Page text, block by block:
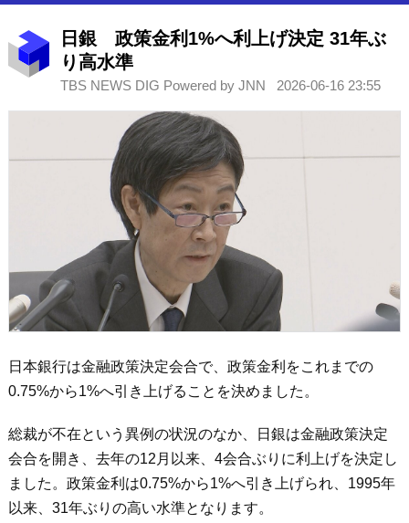
日銀 政策金利1%へ利上げ決定 31年ぶ
り高水準
TBS NEWS DIG Powered by JNN 2026-06-16 23:55
日本銀行は金融政策決定会合で、政策金利をこれまでの
0.75%から1%へ引き上げることを決めました。
総裁が不在という異例の状況のなか、日銀は金融政策決定
会合を開き、去年の12月以来、4会合ぶりに利上げを決定し
ました。政策金利は0.75%から1%へ引き上げられ、1995年
以来、31年ぶりの高い水準となります。